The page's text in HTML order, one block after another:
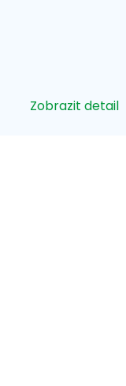
Zobrazit detail